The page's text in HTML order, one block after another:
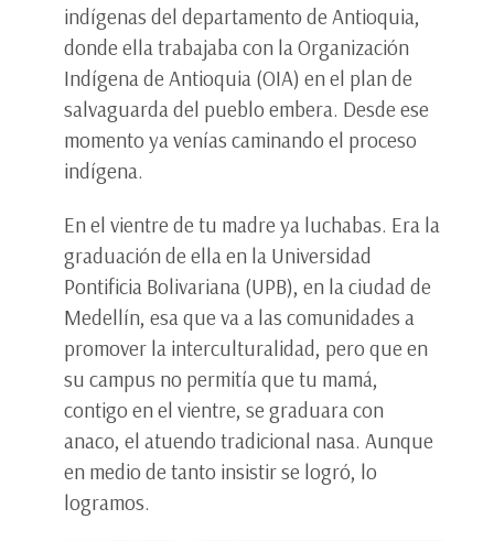
indígenas del departamento de Antioquia,
donde ella trabajaba con la Organización
Indígena de Antioquia (OIA) en el plan de
salvaguarda del pueblo embera. Desde ese
momento ya venías caminando el proceso
indígena.
En el vientre de tu madre ya luchabas. Era la
graduación de ella en la Universidad
Pontificia Bolivariana (UPB), en la ciudad de
Medellín, esa que va a las comunidades a
promover la interculturalidad, pero que en
su campus no permitía que tu mamá,
contigo en el vientre, se graduara con
anaco, el atuendo tradicional nasa. Aunque
en medio de tanto insistir se logró, lo
logramos.